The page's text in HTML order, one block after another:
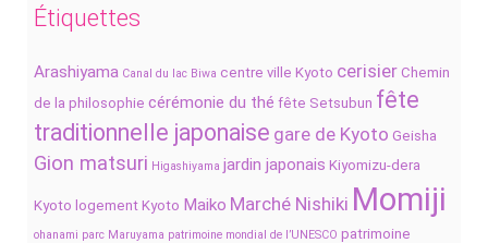
Étiquettes
Arashiyama Canal du lac Biwa centre ville Kyoto cerisier Chemin
de la philosophie cérémonie du thé fête Setsubun fête
traditionnelle japonaise gare de Kyoto Geisha
Gion matsuri Higashiyama jardin japonais Kiyomizu-dera
Kyoto logement Kyoto Maiko Marché Nishiki Momiji
ohanami parc Maruyama patrimoine mondial de l’UNESCO patrimoine